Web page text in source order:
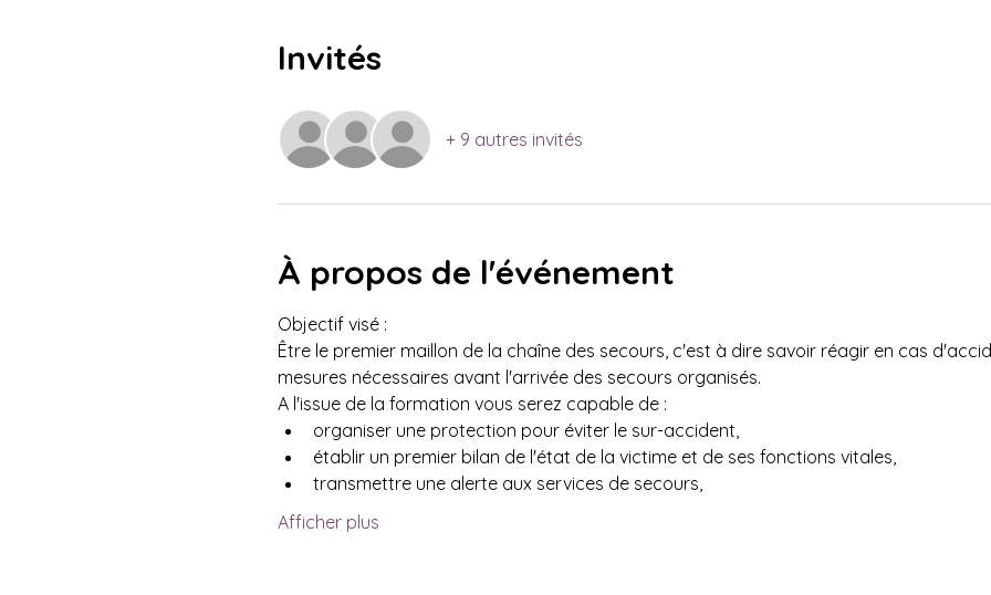
Invités
+ 9 autres invités
À propos de l'événement
Objectif visé :
Être le premier maillon de la chaîne des secours, c'est à dire savoir réagir en cas
mesures nécessaires avant l'arrivée des secours organisés.
A l'issue de la formation vous serez capable de :
organiser une protection pour éviter le sur-accident,
établir un premier bilan de l'état de la victime et de ses fonctions vitales,
transmettre une alerte aux services de secours,
Afficher plus